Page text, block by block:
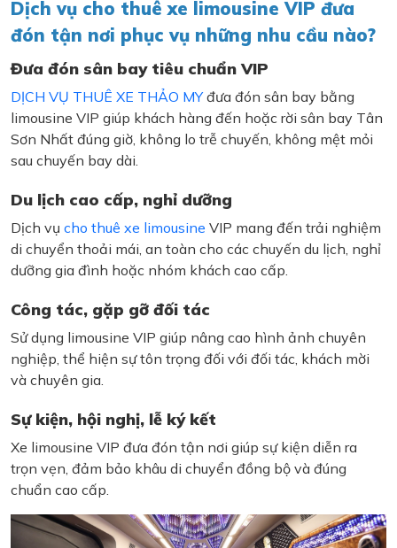
Dịch vụ cho thuê xe limousine VIP đưa
đón tận nơi phục vụ những nhu cầu nào?
Đưa đón sân bay tiêu chuẩn VIP
DỊCH VỤ THUÊ XE THẢO MYđưa đón sân bay bằng
limousine VIP giúp khách hàng đến hoặc rời sân bay Tân
Sơn Nhất đúng giờ, không lo trễ chuyến, không mệt mỏi
sau chuyến bay dài.
Du lịch cao cấp, nghỉ dưỡng
Dịch vụ cho thuê xe limousine VIP mang đến trải nghiệm
di chuyển thoải mái, an toàn cho các chuyến du lịch, nghỉ
dưỡng gia đình hoặc nhóm khách cao cấp.
Công tác, gặp gỡ đối tác
Sử dụng limousine VIP giúp nâng cao hình ảnh chuyên
nghiệp, thể hiện sự tôn trọng đối với đối tác, khách mời
và chuyên gia.
Sự kiện, hội nghị, lễ ký kết
Xe limousine VIP đưa đón tận nơi giúp sự kiện diễn ra
trọn vẹn, đảm bảo khâu di chuyển đồng bộ và đúng
chuẩn cao cấp.